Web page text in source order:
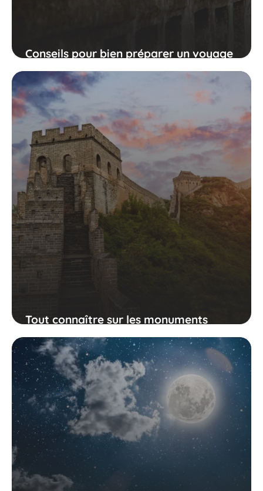
Conseils pour bien préparer un voyage
en Chine
Tout connaître sur les monuments
emblématiques de la Chine